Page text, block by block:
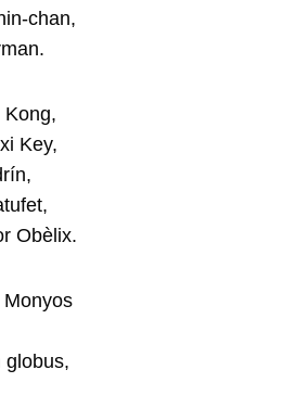
chan,
Kong,
Key,
Obèlix.
globus,